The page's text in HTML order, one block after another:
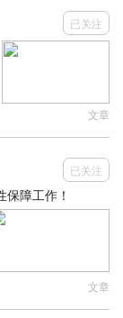
动固件和
部集成的缓存
图形双倍数
形处理的性
已关注
文章
已关注
保障工作！
文章